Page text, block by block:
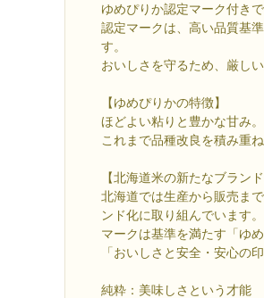
ゆめぴりか認定マーク付きで
認定マークは、高い品質基
す。
おいしさを守るため、厳し
【ゆめぴりかの特徴】
ほどよい粘りと豊かな甘み
これまで品種改良を積み重
【北海道米の新たなブラン
北海道では生産から販売ま
ンド化に取り組んでいます。
マークは基準を満たす「ゆ
「おいしさと安全・安心の
純粋：美味しさという才能